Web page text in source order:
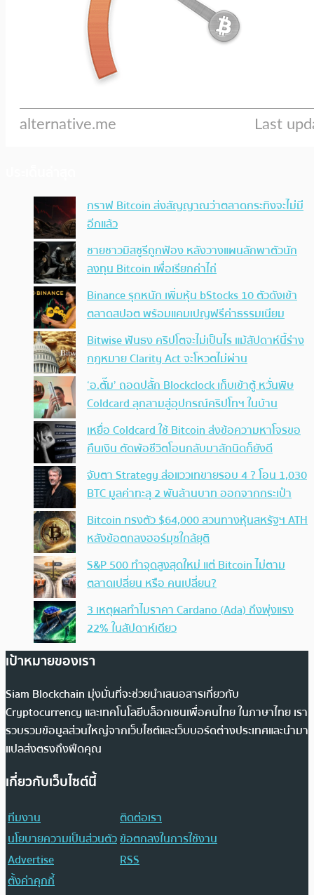
กราฟ Bitcoin ส่งสัญญาณว่าตลาดกระทิงจะไม่มี
อีกแล้ว
ชายชาวมิสซูรีถูกฟ้อง หลังวางแผนลักพาตัวนัก
ลงทุน Bitcoin เพื่อเรียกค่าไถ่
Binance รุกหนัก เพิ่มหุ้น bStocks 10 ตัวดังเข้า
ตลาดสปอต พร้อมแคมเปญฟรีค่าธรรมเนียม
Bitwise ฟันธง คริปโตจะไม่เป็นไร แม้สัปดาห์นี้ร่าง
กฎหมาย Clarity Act จะโหวตไม่ผ่าน
‘อ.ตั๊ม’ ถอดปลั้ก Blockclock เก็บเข้าตู้ หวั่นพิษ
Coldcard ลุกลามสู่อุปกรณ์คริปโทฯ ในบ้าน
เหยื่อ Coldcard ใช้ Bitcoin ส่งข้อความหาโจรขอ
คืนเงิน ตัดพ้อชีวิตโอนกลับมาสักนิดก็ยังดี
จับตา Strategy ส่อแววเทขายรอบ 4 ? โอน 1,030
BTC มูลค่าทะลุ 2 พันล้านบาท ออกจากกระเป๋า
Bitcoin ทรงตัว $64,000 สวนทางหุ้นสหรัฐฯ ATH
หลังข้อตกลงฮอร์มุซใกล้ยุติ
S&P 500 ทำจุดสูงสุดใหม่ แต่ Bitcoin ไม่ตาม
ตลาดเปลี่ยน หรือ คนเปลี่ยน?
3 เหตุผลทำไมราคา Cardano (Ada) ถึงพุ่งแรง
22% ในสัปดาห์เดียว
เป้าหมายของเรา
Siam Blockchain มุ่งมั่นที่จะช่วยนำเสนอสารเกี่ยวกับ
Cryptocurrency และเทคโนโลยีบล็อกเชนเพื่อคนไทย ในภาษาไทย เรา
รวบรวมข้อมูลส่วนใหญ่จากเว็บไซต์และเว็บบอร์ดต่างประเทศและนำมา
แปลส่งตรงถึงฟีดคุณ
เกี่ยวกับเว็บไซต์นี้
ทีมงาน
ติดต่อเรา
นโยบายความเป็นส่วนตัวข้อตกลงในการใช้งาน
Advertise
RSS
ตั้งค่าคุกกี้